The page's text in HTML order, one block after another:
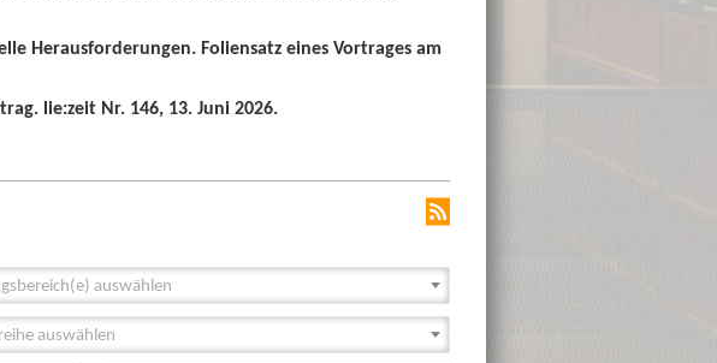
Herausforderungen. Foliensatz eines Vortrages am
lie:zeit Nr. 146, 13. Juni 2026.
auswählen
auswählen